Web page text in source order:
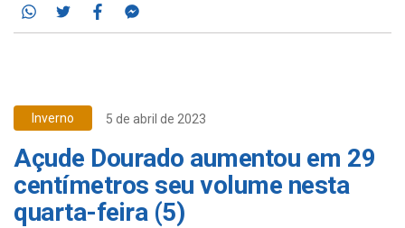
Whatsapp
TwitterFacebook
Inverno 5 de abril de 2023
Açude Dourado aumentou em 29
centímetros seu volume nesta
quarta-feira (5)